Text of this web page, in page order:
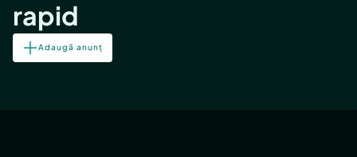
rapid
Adaugă anunț